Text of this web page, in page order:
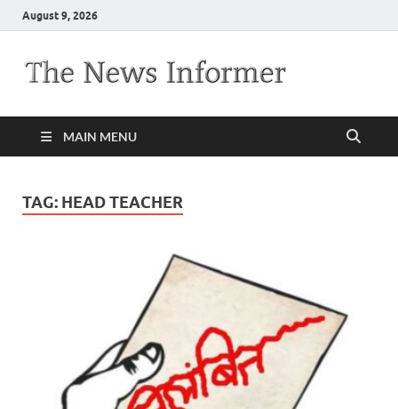
August 9, 2026
MAIN MENU
TAG: HEAD TEACHER